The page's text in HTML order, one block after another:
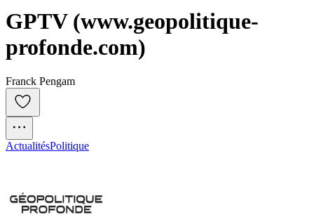
GPTV (www.geopolitique-
profonde.com)
Franck Pengam
ActualitésPolitique